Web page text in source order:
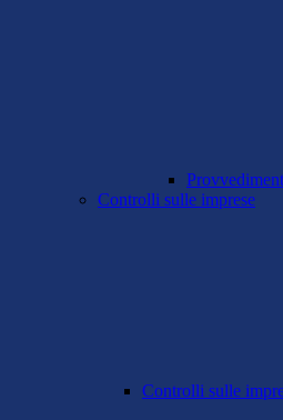
Controlli sulle imprese
Controlli sulle